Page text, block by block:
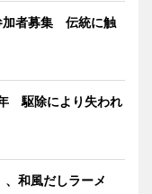
加者募集 伝統に触
駆除により失われ
和風だしラーメ